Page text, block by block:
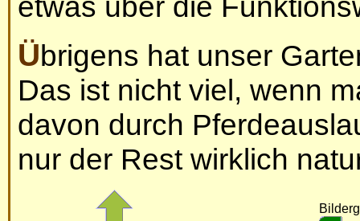
etwas über die
Übrigens hat unser Garten eine Größe von 1041qm.
Das ist nicht viel, wenn
davon durch
nur der Rest wirklich